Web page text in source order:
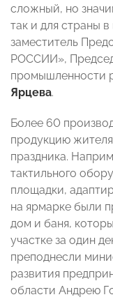
сложный, но
так и для страны
заместитель
РОССИИ»,
промышленности
Ярцева.
Более 60
продукцию
праздника.
тактильного
площадки,
на ярмарке были
дом и баня,
участке за один
преподнесли
развития
области Андрею